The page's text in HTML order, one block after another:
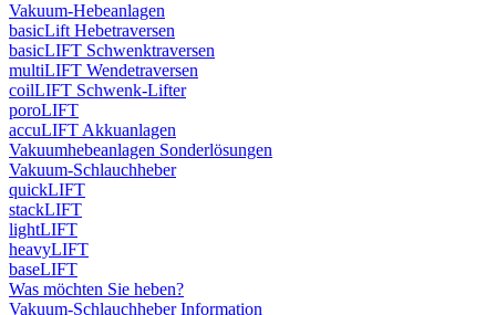
Vakuum-Hebeanlagen
basicLift Hebetraversen
basicLIFT Schwenktraversen
multiLIFT Wendetraversen
coilLIFT Schwenk-Lifter
poroLIFT
accuLIFT Akkuanlagen
Vakuumhebeanlagen Sonderlösungen
Vakuum-Schlauchheber
quickLIFT
stackLIFT
lightLIFT
heavyLIFT
baseLIFT
Was möchten Sie heben?
Vakuum-Schlauchheber Information